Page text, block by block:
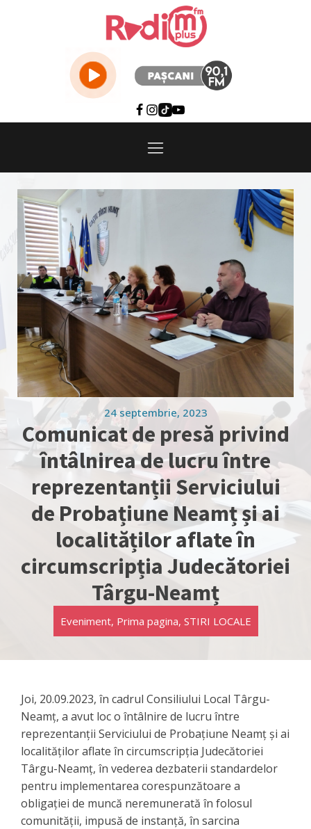
24 septembrie, 2023
Comunicat de presă privind
întâlnirea de lucru între
reprezentanții Serviciului
de Probațiune Neamț și ai
localităților aflate în
circumscripția Judecătoriei
Târgu-Neamț
Eveniment, Prima pagina, STIRI LOCALE
Joi, 20.09.2023, în cadrul Consiliului Local Târgu-
Neamț, a avut loc o întâlnire de lucru între
reprezentanții Serviciului de Probațiune Neamț și ai
localităților aflate în circumscripția Judecătoriei
Târgu-Neamț, în vederea dezbaterii standardelor
pentru implementarea corespunzătoare a
obligației de muncă neremunerată în folosul
comunității, impusă de instanță, în sarcina